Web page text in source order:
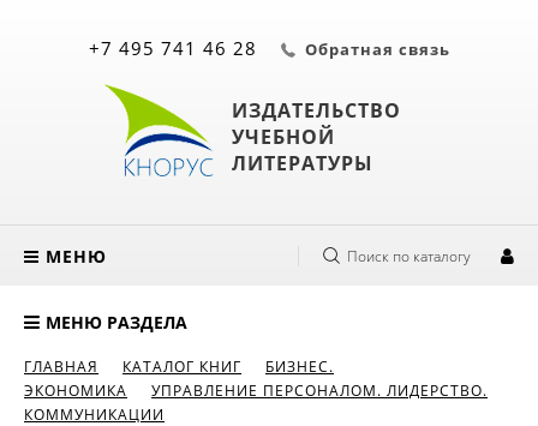
ИЗДАТЕЛЬСТВО
УЧЕБНОЙ
ЛИТЕРАТУРЫ
+7 495 741 46 28 Обратная связь
МЕНЮ Поиск по каталогу
МЕНЮ РАЗДЕЛА
ГЛАВНАЯ КАТАЛОГ КНИГ
БИЗНЕС.
ЭКОНОМИКА
УПРАВЛЕНИЕ ПЕРСОНАЛОМ. ЛИДЕРСТВО.
КОММУНИКАЦИИ